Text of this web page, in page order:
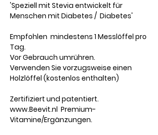
'Speziell mit Stevia entwickelt für
Menschen mit Diabetes / Diabetes'
Empfohlen mindestens 1 Messlöffel pro
Tag.
Vor Gebrauch umrühren.
Verwenden Sie vorzugsweise einen
Holzlöffel (kostenlos enthalten)
Zertifiziert und patentiert.
www.Beevit.nl Premium-
Vitamine/Ergänzungen.